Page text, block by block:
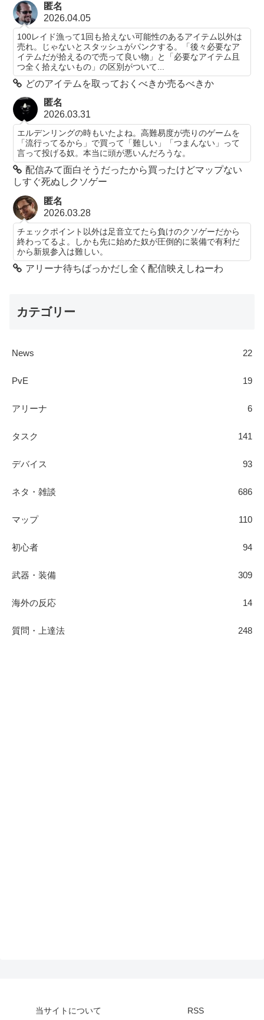
匿名
2026.04.05
100レイド漁って1回も拾えない可能性のあるアイテム以外は
売れ。じゃないとスタッシュがパンクする。「後々必要なア
イテムだが拾えるので売って良い物」と「必要なアイテム且
つ全く拾えないもの」の区別がついて...
どのアイテムを取っておくべきか売るべきか
匿名
2026.03.31
エルデンリングの時もいたよね。高難易度が売りのゲームを
「流行ってるから」で買って「難しい」「つまんない」って
言って投げる奴。本当に頭が悪いんだろうな。
配信みて面白そうだったから買ったけどマップない
しすぐ死ぬしクソゲー
匿名
2026.03.28
チェックポイント以外は足音立てたら負けのクソゲーだから
終わってるよ。しかも先に始めた奴が圧倒的に装備で有利だ
から新規参入は難しい。
アリーナ待ちばっかだし全く配信映えしねーわ
カテゴリー
News 22
PvE 19
アリーナ 6
タスク 141
デバイス 93
ネタ・雑談 686
マップ 110
初心者 94
武器・装備 309
海外の反応 14
質問・上達法 248
当サイトについて RSS